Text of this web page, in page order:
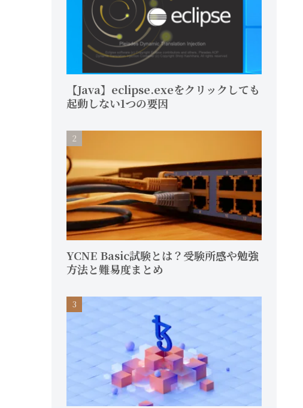
【Java】eclipse.exeをクリックしても
起動しない1つの要因
YCNE Basic試験とは？受験所感や勉強
方法と難易度まとめ